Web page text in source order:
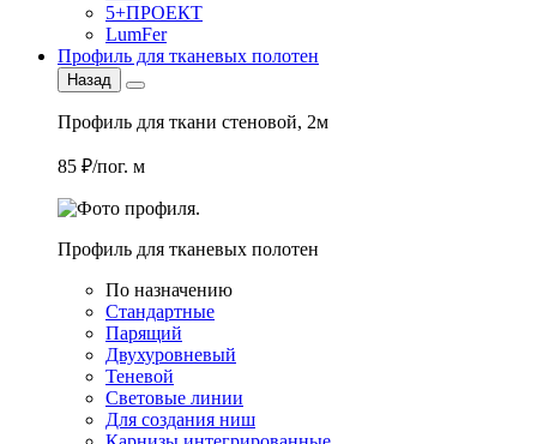
5+ПРОЕКТ
LumFer
Профиль для тканевых полотен
Назад
Профиль для ткани стеновой, 2м
85 ₽/пог. м
Профиль для тканевых полотен
По назначению
Стандартные
Парящий
Двухуровневый
Теневой
Световые линии
Для создания ниш